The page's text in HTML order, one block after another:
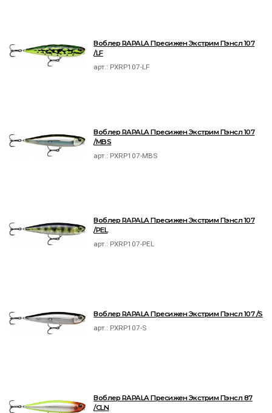
Воблер RAPALA Пресижен Экстрим Пэнсл 107
/LF
арт.: PXRP107-LF
Воблер RAPALA Пресижен Экстрим Пэнсл 107
/MBS
арт.: PXRP107-MBS
Воблер RAPALA Пресижен Экстрим Пэнсл 107
/PEL
арт.: PXRP107-PEL
Воблер RAPALA Пресижен Экстрим Пэнсл 107 /S
арт.: PXRP107-S
Воблер RAPALA Пресижен Экстрим Пэнсл 87
/CLN